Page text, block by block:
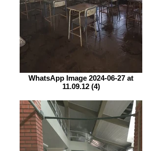
WhatsApp Image 2024-06-27 at
11.09.12 (4)